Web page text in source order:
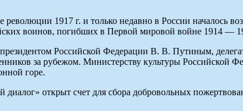
1917 г. и только недавно в России началось
воинов, погибших в Первой мировой войне 1914 —
Российской Федерации В. В. Путиным,
за рубежом. Министерству культуры Российской
горе.
открыт счет для сбора добровольных